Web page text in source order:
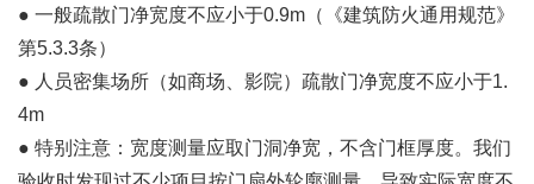
● 一般疏散门净宽度不应小于0.9m（《建筑防火通用规范》
第5.3.3条）
● 人员密集场所（如商场、影院）疏散门净宽度不应小于1.
4m
● 特别注意：宽度测量应取门洞净宽，不含门框厚度。我们